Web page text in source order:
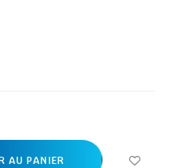
AU PANIER